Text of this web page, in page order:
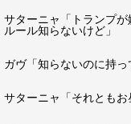
サターニャ「トランプが
ルール知らないけど」
ガヴ「知らないのに持
サターニャ「それともお